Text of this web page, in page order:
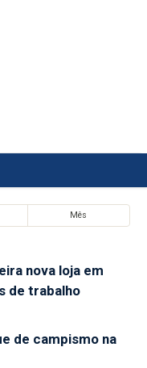
Mês
nova loja em
de trabalho
de campismo na